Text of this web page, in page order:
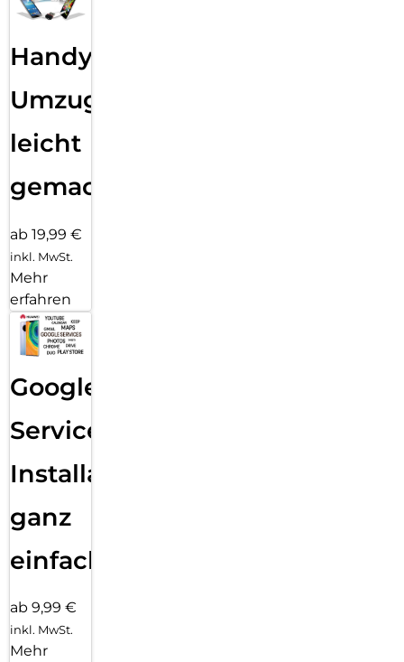
Handy
Umzug
leicht
gemacht!
ab 19,99 €
inkl. MwSt.
Mehr
erfahren
Google
Services
Installation
ganz
einfach
ab 9,99 €
inkl. MwSt.
Mehr